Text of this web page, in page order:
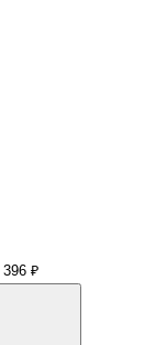
396 ₽